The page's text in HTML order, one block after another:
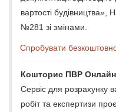
вартості будівництва»,
№281 зі змінами.
Спробувати
Кошторис ПВР Онлайн
Сервіс для розрахунку
робіт та експертизи